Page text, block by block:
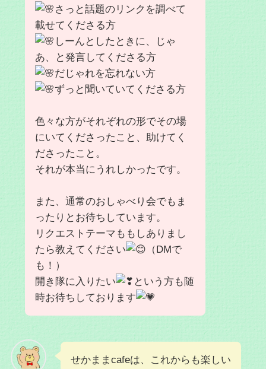
さっと話題のリンクを調べて
載せてくださる方
しーんとしたときに、じゃ
あ、と発言してくださる方
だじゃれを忘れない方
ずっと聞いていてくださる方
色々な方がそれぞれの形でその場
にいてくださったこと、助けてく
ださったこと。
それが本当にうれしかったです。
また、通常のおしゃべり会でもま
ったりとお待ちしています。
リクエストテーマももしありまし
たら教えてください
（DMで
も！）
開き隊に入りたい
という方も随
時お待ちしております
せかままcafeは、これからも楽しい